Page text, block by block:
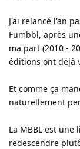
J'ai relancé l'an
Fumbbl, après
ma part (2010 -
éditions ont déjà
Et comme ça
naturellement
La MBBL est
redescendre